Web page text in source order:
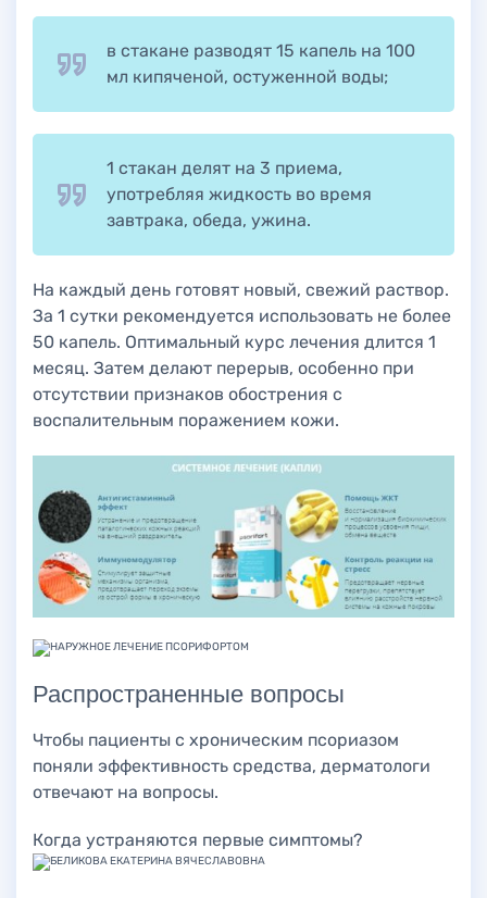
в стакане разводят 15 капель на 100
мл кипяченой, остуженной воды;
1 стакан делят на 3 приема,
употребляя жидкость во время
завтрака, обеда, ужина.
На каждый день готовят новый, свежий раствор.
За 1 сутки рекомендуется использовать не более
50 капель. Оптимальный курс лечения длится 1
месяц. Затем делают перерыв, особенно при
отсутствии признаков обострения с
воспалительным поражением кожи.
Распространенные вопросы
Чтобы пациенты с хроническим псориазом
поняли эффективность средства, дерматологи
отвечают на вопросы.
Когда устраняются первые симптомы?